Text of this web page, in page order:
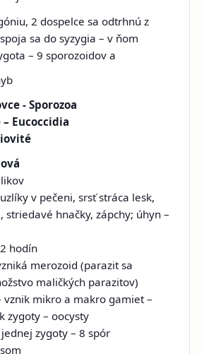
2 dospelce sa odtrhnú z
sa do syzygia – v ňom
– 9 sporozoidov a
- Sporozoa
Eucoccidia
v pečeni, srsť stráca lesk,
striedavé hnačky, zápchy; úhyn –
hodín
merozoid (parazit sa
maličkých parazitov)
vznik mikro a makro gamiet –
zygoty – oocysty
zygoty – 8 spór